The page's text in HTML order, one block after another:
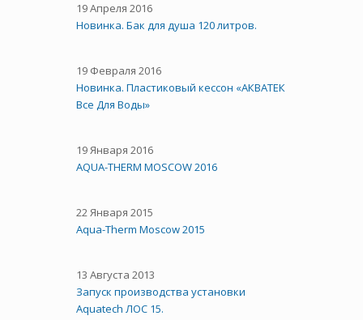
19 Апреля 2016
Новинка. Бак для душа 120 литров.
19 Февраля 2016
Новинка. Пластиковый кессон «АКВАТЕК
Все Для Воды»
19 Января 2016
AQUA-THERM MOSCOW 2016
22 Января 2015
Aqua-Therm Moscow 2015
13 Августа 2013
Запуск производства установки
Aquatech ЛОС 15.